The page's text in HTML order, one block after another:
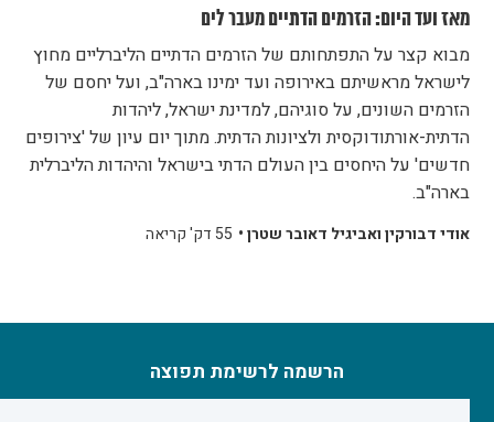
מאז ועד היום: הזרמים הדתיים מעבר לים
אודי דבורקין ואביגיל דאובר שטרן • 55 דק' קריאה
מבוא קצר על התפתחותם של הזרמים הדתיים הליברליים מחוץ
לישראל מראשיתם באירופה ועד ימינו בארה"ב, ועל יחסם של
הזרמים השונים, על סוגיהם, למדינת ישראל, ליהדות
הדתית-אורתודוקסית ולציונות הדתית. מתוך יום עיון של 'צירופים
חדשים' על היחסים בין העולם הדתי בישראל והיהדות הליברלית
בארה"ב.
הרשמה לרשימת תפוצה